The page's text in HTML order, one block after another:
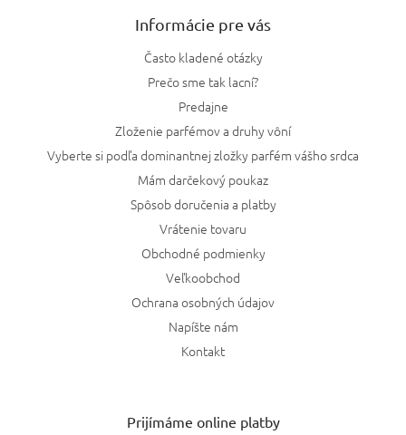
Informácie pre vás
Často kladené otázky
Prečo sme tak lacní?
Predajne
Zloženie parfémov a druhy vôní
Vyberte si podľa dominantnej zložky parfém vášho srdca
Mám darčekový poukaz
Spôsob doručenia a platby
Vrátenie tovaru
Obchodné podmienky
Veľkoobchod
Ochrana osobných údajov
Napíšte nám
Kontakt
Prijímáme online platby